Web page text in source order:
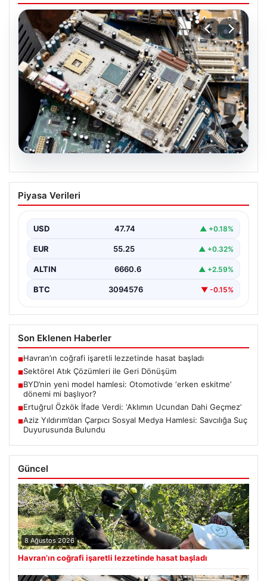
08.08.2026
Sektörel Atık Çözümleri ile Geri
Dönüşüm
altyapı sistemlerini sürekli aralıklarla değiştirmektedir.
Bu güncelleme süreçlerinde…
Piyasa Verileri
USD 47.74 ▲ +0.18%
EUR 55.25 ▲ +0.32%
ALTIN 6660.6 ▲ +2.59%
BTC 3094576 ▼ -0.15%
Son Eklenen Haberler
■Havran’ın coğrafi işaretli lezzetinde hasat başladı
■Sektörel Atık Çözümleri ile Geri Dönüşüm
■BYD’nin yeni model hamlesi: Otomotivde ‘erken eskitme’
dönemi mi başlıyor?
■Ertuğrul Özkök İfade Verdi: ‘Aklımın Ucundan Dahi Geçmez’
■Aziz Yıldırım’dan Çarpıcı Sosyal Medya Hamlesi: Savcılığa Suç
Duyurusunda Bulundu
Güncel
8 Ağustos 2026
Havran’ın coğrafi işaretli lezzetinde hasat başladı